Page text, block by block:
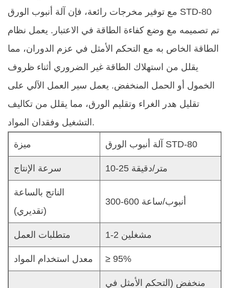
مع توفير مخرجات رائعة، فإن آلة أنبوب الورق STD-80
تم تصميمه مع وضع كفاءة الطاقة في الاعتبار. يعمل نظام
الطاقة الخاص به مع التحكم الأمثل في عزم الدوران، مما
يقلل من استهلاك الطاقة غير الضروري أثناء ظروف
الخمول أو الحمل المنخفض. يعمل سير العمل الآلي على
تقليل هدر الغراء وتقليم الورق، مما يقلل من تكاليف
التشغيل وفقدان المواد.
ميزة آلة أنبوب الورق STD-80
سرعة الإنتاج 10-25 متر/دقيقة
الناتج بالساعة
(تقديري)
300-600 أنبوب/ساعة
متطلبات العمل 1-2 مشغلين
معدل استخدام المواد ≥ 95%
منخفض (التحكم الأمثل في